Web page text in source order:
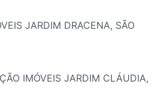
JARDIM DRACENA, SÃO
IMÓVEIS JARDIM CLÁUDIA,